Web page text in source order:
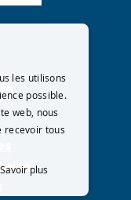
les utilisons
possible.
web, nous
recevoir tous
Savoir plus